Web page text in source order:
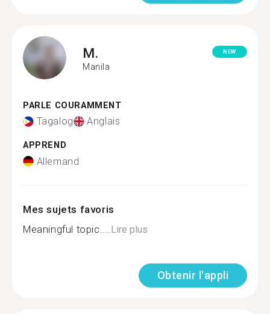
M.
Manila
NEW
PARLE COURAMMENT
Tagalog Anglais
APPREND
Allemand
Mes sujets favoris
Meaningful topic.... Lire plus
Obtenir l'appli